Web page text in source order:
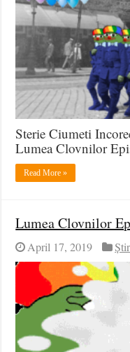
4
Sterie Ciumeti
Lumea Clovnilor
Read More »
Lumea Clovnilor
April 17, 2019